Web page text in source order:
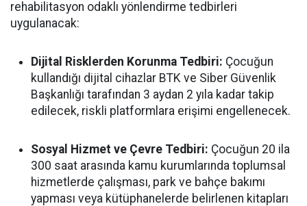
rehabilitasyon odaklı yönlendirme tedbirleri
uygulanacak:
Dijital Risklerden Korunma Tedbiri: Çocuğun
kullandığı dijital cihazlar BTK ve Siber Güvenlik
Başkanlığı tarafından 3 aydan 2 yıla kadar takip
edilecek, riskli platformlara erişimi engellenecek.
Sosyal Hizmet ve Çevre Tedbiri: Çocuğun 20 ila
300 saat arasında kamu kurumlarında toplumsal
hizmetlerde çalışması, park ve bahçe bakımı
yapması veya kütüphanelerde belirlenen kitapları